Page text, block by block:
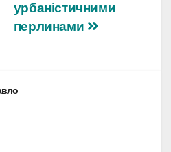
урбаністичними
перлинами